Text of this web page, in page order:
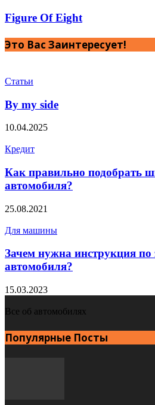
Figure Of Eight
Это Вас Заинтересует!
Статьи
By my side
10.04.2025
Кредит
Как правильно подобрать
автомобиля?
25.08.2021
Для машины
Зачем нужна инструкция по
автомобиля?
15.03.2023
Все об автомобилях
Популярные Посты